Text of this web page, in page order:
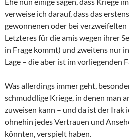
verweise ich darauf, dass das
gewonnenen oder bei
Letzteres für die amis wegen ihrer
in Frage kommt) und zweitens nur
Lage – die aber ist im vorliegenden
Was allerdings immer geht,
schmuddlige Kriege, in denen man
zuweisen kann – und da ist der Irak
ohnehin jedes Vertrauen und
könnten, verspielt haben.